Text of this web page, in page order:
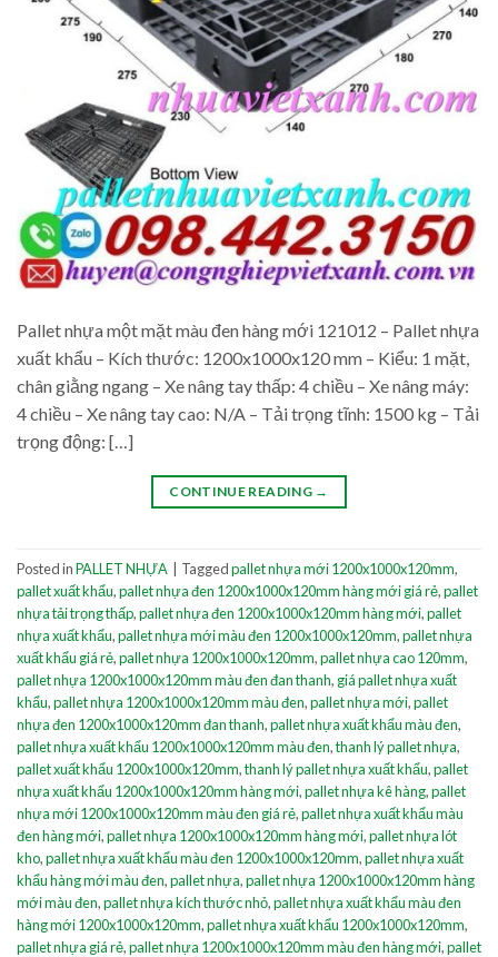
Pallet nhựa một mặt màu đen hàng mới 121012 – Pallet nhựa
xuất khẩu – Kích thước: 1200x1000x120 mm – Kiểu: 1 mặt,
chân giằng ngang – Xe nâng tay thấp: 4 chiều – Xe nâng máy:
4 chiều – Xe nâng tay cao: N/A – Tải trọng tĩnh: 1500 kg – Tải
trọng động: […]
CONTINUE READING →
Posted inPALLET NHỰA | Taggedpallet nhựa mới 1200x1000x120mm,
pallet xuất khẩu,pallet nhựa đen 1200x1000x120mm hàng mới giá rẻ,pallet
nhựa tải trọng thấp,pallet nhựa đen 1200x1000x120mm hàng mới,pallet
nhựa xuất khẩu,pallet nhựa mới màu đen 1200x1000x120mm,pallet nhựa
xuất khẩu giá rẻ,pallet nhựa 1200x1000x120mm,pallet nhựa cao 120mm,
pallet nhựa 1200x1000x120mm màu đen đan thanh, giá pallet nhựa xuất
khẩu,pallet nhựa 1200x1000x120mm màu đen,pallet nhựa mới,pallet
nhựa đen 1200x1000x120mm đan thanh,pallet nhựa xuất khẩu màu đen,
pallet nhựa xuất khẩu 1200x1000x120mm màu đen,thanh lý pallet nhựa,
pallet xuất khẩu 1200x1000x120mm,thanh lý pallet nhựa xuất khẩu,pallet
nhựa xuất khẩu 1200x1000x120mm hàng mới,pallet nhựa kê hàng,pallet
nhựa mới 1200x1000x120mm màu đen giá rẻ,pallet nhựa xuất khẩu màu
đen hàng mới,pallet nhựa 1200x1000x120mm hàng mới,pallet nhựa lót
kho,pallet nhựa xuất khẩu màu đen 1200x1000x120mm,pallet nhựa xuất
khẩu hàng mới màu đen,pallet nhựa,pallet nhựa 1200x1000x120mm hàng
mới màu đen,pallet nhựa kích thước nhỏ,pallet nhựa xuất khẩu màu đen
hàng mới 1200x1000x120mm,pallet nhựa xuất khẩu 1200x1000x120mm,
pallet nhựa giá rẻ,pallet nhựa 1200x1000x120mm màu đen hàng mới,pallet